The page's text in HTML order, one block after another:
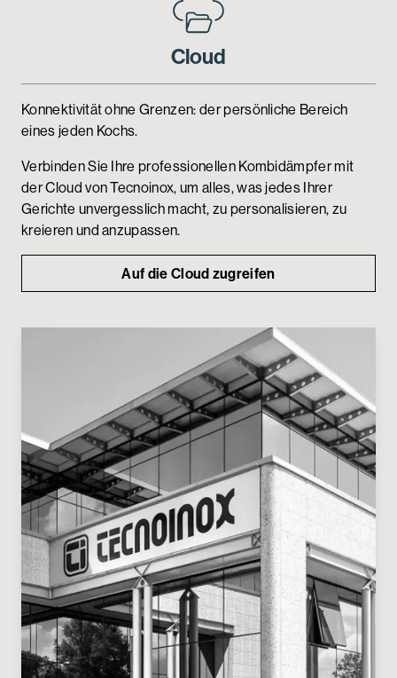
Cloud
Konnektivität ohne Grenzen: der persönliche Bereich
eines jeden Kochs.
Verbinden Sie Ihre professionellen Kombidämpfer mit
der Cloud von Tecnoinox, um alles, was jedes Ihrer
Gerichte unvergesslich macht, zu personalisieren, zu
kreieren und anzupassen.
Auf die Cloud zugreifen